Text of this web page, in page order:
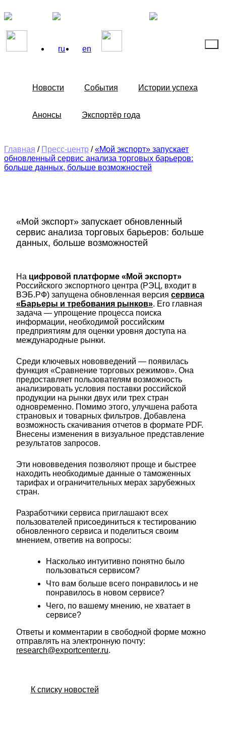
ru en
Новости События Истории успеха
Анонсы Экспортёр года
Главная / Пресс-центр /«Мой экспорт» запускает
обновленный сервис анализа торговых барьеров:
больше данных, больше возможностей
«Мой экспорт» запускает обновленный
сервис анализа торговых барьеров: больше
данных, больше возможностей
На цифровой платформе «Мой экспорт»
Российского экспортного центра (РЭЦ, входит в
ВЭБ.РФ) запущена обновленная версия сервиса
«Барьеры и требования рынков». Его главная
задача — упрощение процесса поиска
информации, необходимой российским
предприятиям для оценки уровня доступа на
международные рынки.
Среди ключевых нововведений — появилась
функция «Сравнение торговых режимов». Она
предоставляет пользователям возможность
анализировать условия поставки российской
продукции на рынки двух или трех стран
одновременно. Помимо этого, улучшена работа
страновых и товарных фильтров. Добавлена
возможность скачивания отчетов в формате PDF.
Внесены изменения в визуальное представление
результатов запросов.
Эти нововведения позволяют проще и быстрее
находить необходимые данные о таможенных
тарифах и ограничительных мерах зарубежных
стран.
Разработчики сервиса приглашают всех
пользователей присоединиться к тестированию
обновленного сервиса и поделиться своим
мнением, ответив на вопросы:
Насколько интуитивно понятно было
пользоваться сервисом?
Что вам больше всего понравилось и не
понравилось в новом сервисе?
Чего, по вашему мнению, не хватает в
сервисе?
Ответы и комментарии в свободной форме можно
отправлять на электронную почту:
research@exportcenter.ru.
К списку новостей